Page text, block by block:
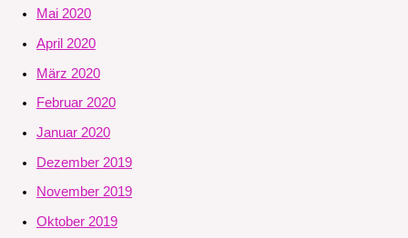
Mai 2020
April 2020
März 2020
Februar 2020
Januar 2020
Dezember 2019
November 2019
Oktober 2019